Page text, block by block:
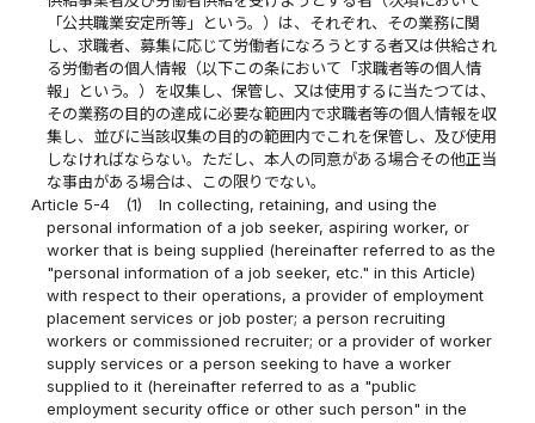
「公共職業安定所等」という。）は、それぞれ、その業務に関
し、求職者、募集に応じて労働者になろうとする者又は供給され
る労働者の個人情報（以下この条において「求職者等の個人情
報」という。）を収集し、保管し、又は使用するに当たつては、
その業務の目的の達成に必要な範囲内で求職者等の個人情報を収
集し、並びに当該収集の目的の範囲内でこれを保管し、及び使用
しなければならない。ただし、本人の同意がある場合その他正当
な事由がある場合は、この限りでない。
Article 5-4
(1)
In collecting, retaining, and using the
personal information of a job seeker, aspiring worker, or
worker that is being supplied (hereinafter referred to as the
"personal information of a job seeker, etc." in this Article)
with respect to their operations, a provider of employment
placement services or job poster; a person recruiting
workers or commissioned recruiter; or a provider of worker
supply services or a person seeking to have a worker
supplied to it (hereinafter referred to as a "public
employment security office or other such person" in the